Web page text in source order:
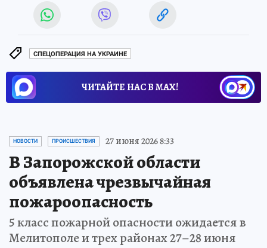
СПЕЦОПЕРАЦИЯ НА УКРАИНЕ
ЧИТАЙТЕ НАС В МАХ!
НОВОСТИ ПРОИСШЕСТВИЯ 27 июня 2026 8:33
В Запорожской области
объявлена чрезвычайная
пожароопасность
5 класс пожарной опасности ожидается в
Мелитополе и трех районах 27–28 июня